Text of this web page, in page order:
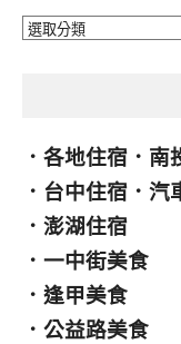
分
． 各地住宿 ． 南
． 台中住宿 ． 汽
． 澎湖住宿
． 一中街美食
． 逢甲美食
． 公益路美食